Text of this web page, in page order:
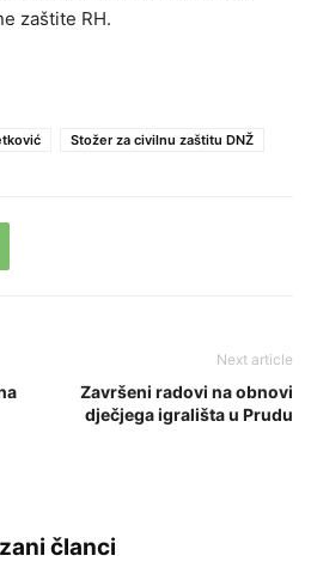
zaštite RH.
Stožer za civilnu zaštitu DNŽ
Next article
Završeni radovi na obnovi
dječjega igrališta u Prudu
članci